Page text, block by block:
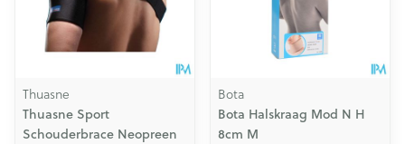
Thuasne
Thuasne Sport
Schouderbrace Neopreen
Bota
Bota Halskraag Mod N H
8cm M